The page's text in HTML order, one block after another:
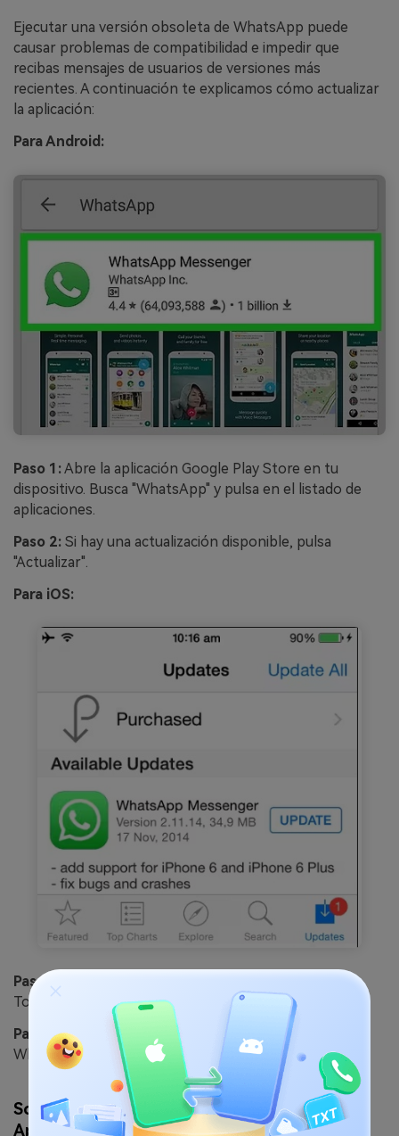
Ejecutar una versión obsoleta de WhatsApp puede
causar problemas de compatibilidad e impedir que
recibas mensajes de usuarios de versiones más
recientes. A continuación te explicamos cómo actualizar
la aplicación:
Para Android:
Paso 1:Abre la aplicación Google Play Store en tu
dispositivo. Busca "WhatsApp" y pulsa en el listado de
aplicaciones.
Paso 2: Si hay una actualización disponible, pulsa
"Actualizar".
Para iOS:
Paso 1:
Abre la aplicación App Store en tu dispositivo.
Toca la pestaña "Actualizaciones" en la parte inferior.
Paso 2:Si hay disponible una actualización para
WhatsApp, toca "Actualizar" junto a ella.
Solución 5: Desinstalar y Volver a Instalar la
Aplicación